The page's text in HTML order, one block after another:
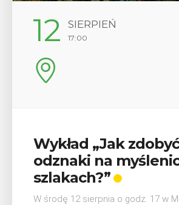
29 SIERPIEŃ
V Turniej
Mieszczanie i
W ostatni weekend wakacji,
Myślenicach odbędzie się